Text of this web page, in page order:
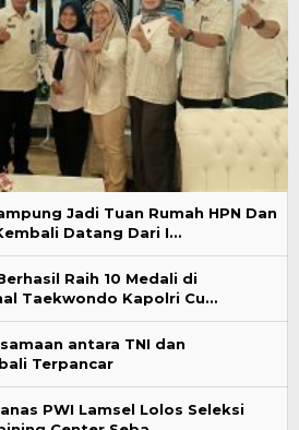
Jadi Tuan Rumah HPN Dan
Datang Dari I…
Raih 10 Medali di
Taekwondo Kapolri Cu…
antara TNI dan
Terpancar
PWI Lamsel Lolos Seleksi